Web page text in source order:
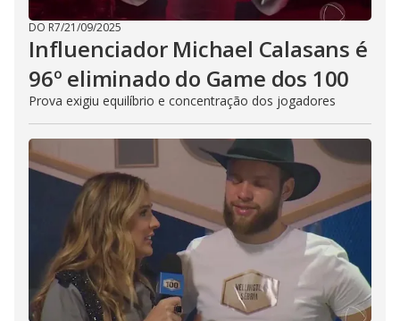
DO R7/21/09/2025
Influenciador Michael Calasans é
96º eliminado do Game dos 100
Prova exigiu equilíbrio e concentração dos jogadores